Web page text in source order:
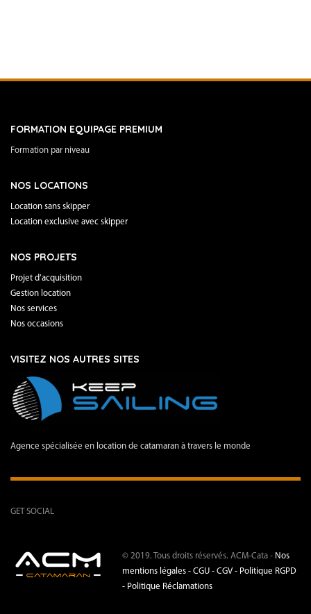
FORMATION EQUIPAGE PREMIUM
Formation par niveau
NOS LOCATIONS
Location sans skipper
Location exclusive avec skipper
NOS PROJETS
Projet d’acquisition
Gestion location
Nos services
Nos occasions
VISITEZ NOS AUTRES SITES
Agence spécialisée en location de catamaran à travers le monde
GET SOCIAL
© 2019. Tous droits réservés. ACM-Cata - Nos
mentions légales - CGU - CGV - Politique RGPD
- Politique Réclamations